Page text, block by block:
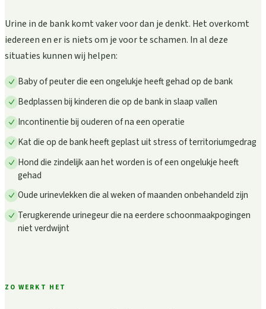
Urine in de bank komt vaker voor dan je denkt. Het overkomt
iedereen en er is niets om je voor te schamen. In al deze
situaties kunnen wij helpen:
Baby of peuter die een ongelukje heeft gehad op de bank
Bedplassen bij kinderen die op de bank in slaap vallen
Incontinentie bij ouderen of na een operatie
Kat die op de bank heeft geplast uit stress of territoriumgedrag
Hond die zindelijk aan het worden is of een ongelukje heeft
gehad
Oude urinevlekken die al weken of maanden onbehandeld zijn
Terugkerende urinegeur die na eerdere schoonmaakpogingen
niet verdwijnt
ZO WERKT HET